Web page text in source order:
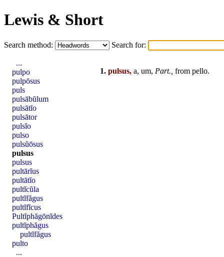
Lewis & Short
Search method: Search for:
1. pulsus, a, um, Part., from pello.
...
pulpo
pulpōsus
puls
pulsābŭlum
pulsātĭo
pulsātor
pulsĭo
pulso
pulsŭōsus
pulsus
pulsus
pultārĭus
pultātĭo
pultĭcŭla
pultĭfăgus
pultĭfĭcus
Pultĭphăgōnĭdes
pultĭphăgus
pultĭfăgus
pulto
...